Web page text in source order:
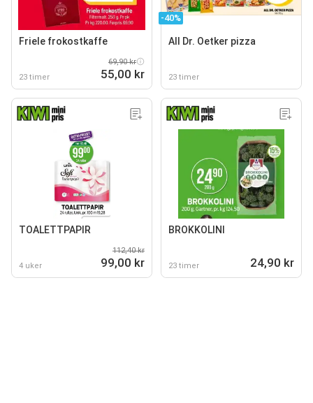
Friele frokostkaffe
23 timer
69,90 kr
55,00 kr
-40%
All Dr. Oetker pizza
23 timer
TOALETTPAPIR
4 uker
112,40 kr
99,00 kr
BROKKOLINI
23 timer 24,90 kr